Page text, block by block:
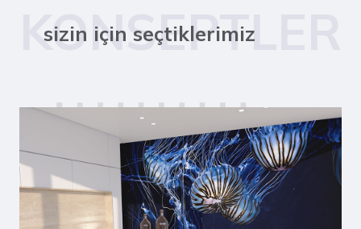
KONSEPTLER
sizin için seçtiklerimiz